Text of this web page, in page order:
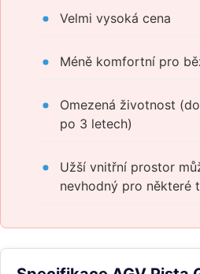
Velmi vysoká cena
Méně komfortní pro
Omezená životnost
po 3 letech)
Užší vnitřní prostor
nevhodný pro některé